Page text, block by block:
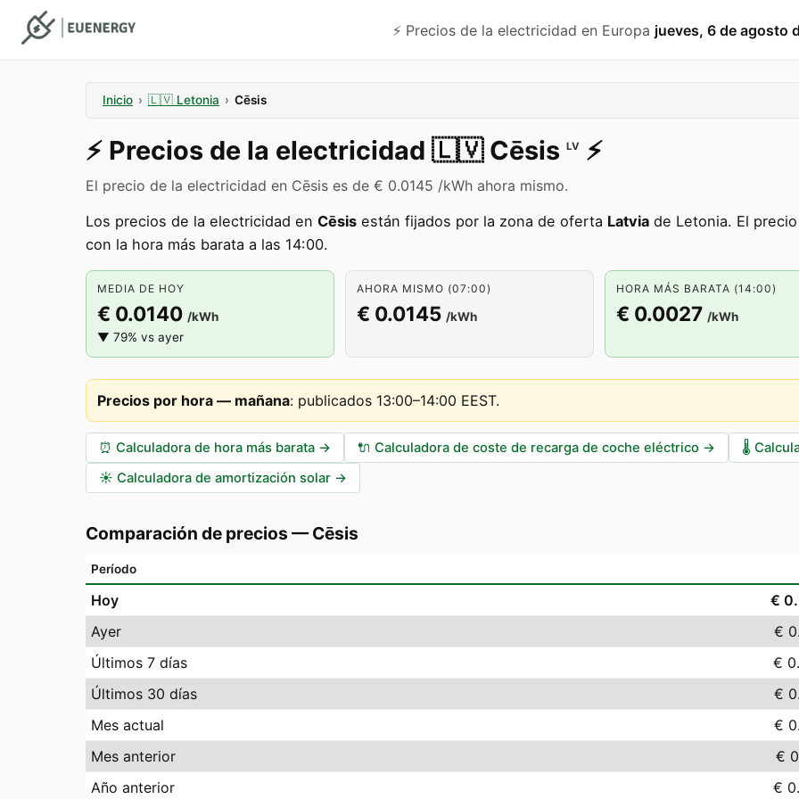
⚡️ Precios de la electricidad en Europa jueves, 6 de agosto
Inicio › 🇱🇻 Letonia › Cēsis
⚡️ Precios de la electricidad 🇱🇻 Cēsis LV ⚡️
El precio de la electricidad en Cēsis es de € 0.0145 /kWh ahora mismo.
Los precios de la electricidad en Cēsis están fijados por la zona de oferta Latvia de Letonia. El
con la hora más barata a las 14:00.
MEDIA DE HOY
€ 0.0140 /kWh
▼ 79% vs ayer
AHORA MISMO (07:00)
€ 0.0145 /kWh
HORA MÁS BARATA (14:00)
€ 0.0027 /kWh
Precios por hora — mañana: publicados 13:00–14:00 EEST.
⏰ Calculadora de hora más barata → 🔌 Calculadora de coste de recarga de coche eléctrico → 🌡️
☀️ Calculadora de amortización solar →
Comparación de precios —Cēsis
Período
Hoy
€
Ayer
€
Últimos 7 días
€
Últimos 30 días
€
Mes actual
€
Mes anterior
€
Año anterior
€